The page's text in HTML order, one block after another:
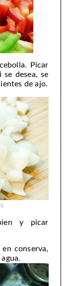
Picar
desea, se
de ajo.
y picar
conserva,